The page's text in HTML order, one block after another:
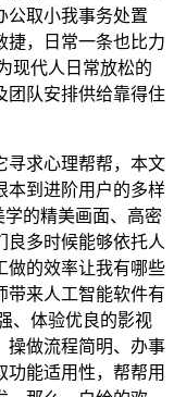
公取小我事务处置
捷，日常一条也比力
现代人日常放松的
团队安排供给靠得住
求心理帮帮，本文
本到进阶用户的多样
学的精美画面、高密
良多时候能够依托人
做的效率让我有哪些
带来人工智能软件有
、体验优良的影视
操做流程简明、办事
功能适用性，帮帮用